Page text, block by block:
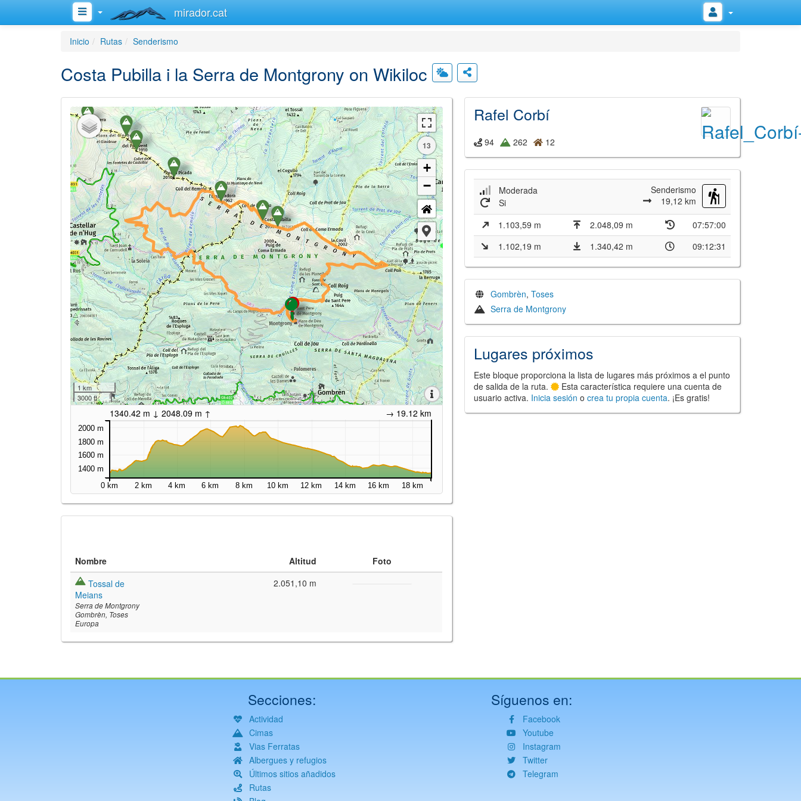
mirador.cat
Inicio Rutas Senderismo
Costa Pubilla i la Serra de Montgrony on Wikiloc
13
+
−
1 km
3000 ft
©OpenStreetMap,OpenTopoMapand its contributors (CC BY-SH 4.0)
1340.42 m ↓ 2048.09 m ↑ → 19.12 km
0 km 2 km 4 km 6 km 8 km 10 km 12 km 14 km 16 km 18 km
1400 m
1600 m
1800 m
2000 m
Nombre Altitud
Foto
Tossal de
Meians
Serra de Montgrony
Gombrèn Toses
Europa
2.051,10 m
Rafel Corbí
94 262 12
Moderada
Senderismo
19,12 km
Si
1.103,59 m
2.048,09 m
07:57:00
1.102,19 m
1.340,42 m 09:12:31
Gombrèn, Toses
Serra de Montgrony
Lugares próximos
Este bloque proporciona la lista de lugares más próximos a el punto
de salida de la ruta.
Esta característica requiere una cuenta de
usuario activa. Inicia sesión o crea tu propia cuenta. ¡Es gratis!
Secciones:
Actividad
Cimas
Vias Ferratas
Albergues y refugios
Últimos sitios añadidos
Rutas
Síguenos en:
Facebook
Youtube
Instagram
Twitter
Telegram